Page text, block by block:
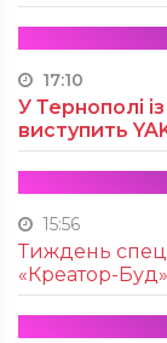
17:10
У Тернополі
виступить
15:56
Тиждень
«Креатор-Буд»